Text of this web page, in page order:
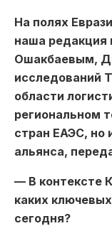
На полях
наша редакция
Ошакбаевым,
исследований
области
региональном
стран ЕАЭС, но
альянса,
— В контексте
каких
сегодня?